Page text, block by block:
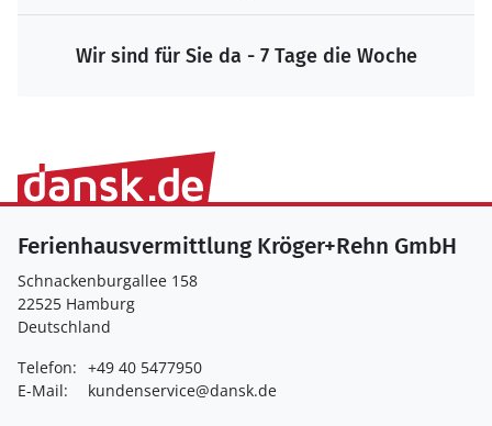
Wir sind für Sie da - 7 Tage die Woche
Ferienhausvermittlung Kröger+Rehn GmbH
Schnackenburgallee 158
22525 Hamburg
Deutschland
Telefon: +49 40 5477950
E-Mail:
kundenservice@dansk.de